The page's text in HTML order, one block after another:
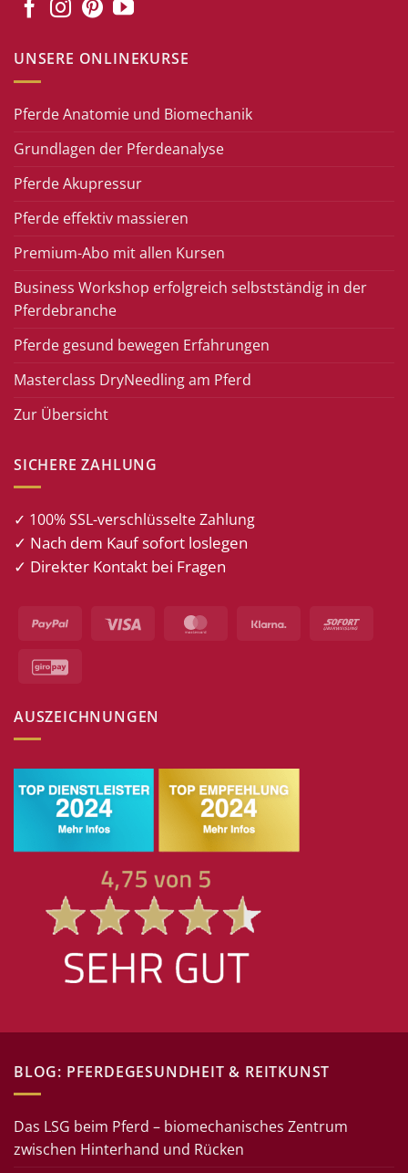
UNSERE ONLINEKURSE
Pferde Anatomie und Biomechanik
Grundlagen der Pferdeanalyse
Pferde Akupressur
Pferde effektiv massieren
Premium-Abo mit allen Kursen
Business Workshop erfolgreich selbstständig in der
Pferdebranche
Pferde gesund bewegen Erfahrungen
Masterclass DryNeedling am Pferd
Zur Übersicht
SICHERE ZAHLUNG
✓ 100% SSL-verschlüsselte Zahlung
✓ Nach dem Kauf sofort loslegen
✓ Direkter Kontakt bei Fragen
PayPal Visa MasterCardKlarna Sofort
GiroPay
AUSZEICHNUNGEN
BLOG: PFERDEGESUNDHEIT & REITKUNST
Das LSG beim Pferd – biomechanisches Zentrum
zwischen Hinterhand und Rücken